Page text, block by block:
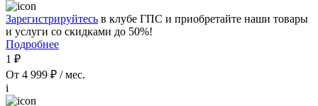
Зарегистрируйтесь в клубе ГПС и приобретайте наши товары
и услуги со скидками до 50%!
Подробнее
1 ₽
От 4 999 ₽ / мес.
i